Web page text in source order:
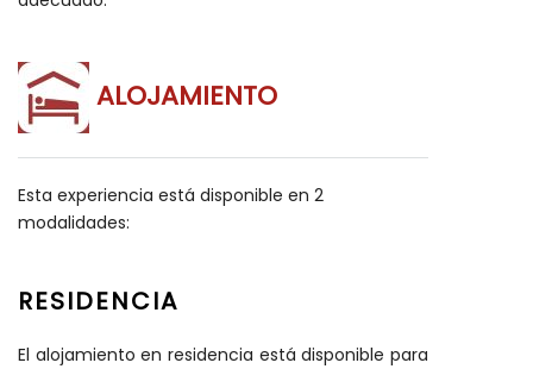
ALOJAMIENTO
Esta experiencia está disponible en 2
modalidades:
RESIDENCIA
El alojamiento en residencia está disponible para